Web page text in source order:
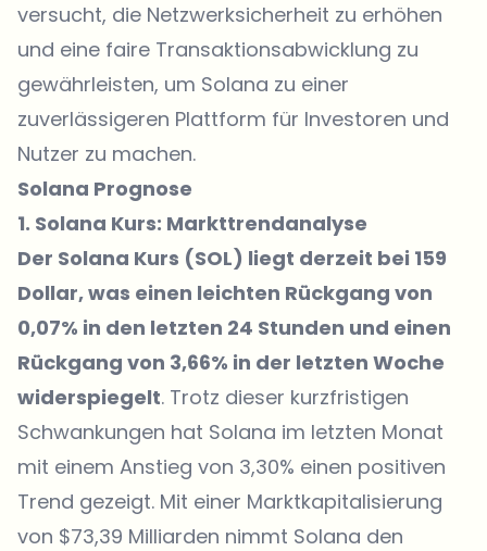
versucht, die Netzwerksicherheit zu erhöhen
und eine faire Transaktionsabwicklung zu
gewährleisten, um Solana zu einer
zuverlässigeren Plattform für Investoren und
Nutzer zu machen.
Solana Prognose
1. Solana Kurs: Markttrendanalyse
Der Solana Kurs (SOL) liegt derzeit bei 159
Dollar, was einen leichten Rückgang von
0,07% in den letzten 24 Stunden und einen
Rückgang von 3,66% in der letzten Woche
widerspiegelt. Trotz dieser kurzfristigen
Schwankungen hat Solana im letzten Monat
mit einem Anstieg von 3,30% einen positiven
Trend gezeigt. Mit einer Marktkapitalisierung
von $73,39 Milliarden nimmt Solana den